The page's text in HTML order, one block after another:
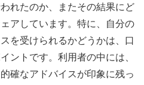
れたのか、またその結果にど
アしています。特に、自分の
を受けられるかどうかは、口
ントです。利用者の中には、
確なアドバイスが印象に残っ